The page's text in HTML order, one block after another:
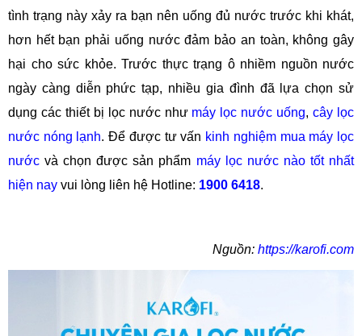
tình trạng này xảy ra bạn nên uống đủ nước trước khi khát,
hơn hết bạn phải uống nước đảm bảo an toàn, không gây
hại cho sức khỏe. Trước thực trạng ô nhiềm nguồn nước
ngày càng diễn phức tạp, nhiều gia đình đã lựa chọn sử
dụng các thiết bị lọc nước như máy lọc nước uống,cây lọc
nước nóng lạnh. Để được tư vấn kinh nghiệm mua máy lọc
nước và chọn được sản phẩm máy lọc nước nào tốt nhất
hiện nay vui lòng liên hệ Hotline: 1900 6418.
Nguồn: https://karofi.com